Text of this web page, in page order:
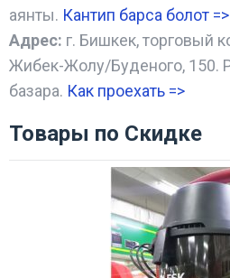
аянты. Кантип барса болот =>
Адрес: г. Бишкек, торговый
Жибек-Жолу/Буденого, 150.
базара. Как проехать =>
Товары по Скидке